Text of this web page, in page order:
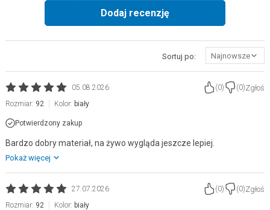
Dodaj recenzję
Sortuj po: Najnowsze
05.08.2026 (0) (0)Zgłoś
Rozmiar: 92 Kolor: biały
Potwierdzony zakup
Bardzo dobry materiał, na żywo wygląda jeszcze lepiej.
Pokaż więcej
27.07.2026 (0) (0)Zgłoś
Rozmiar: 92 Kolor: biały